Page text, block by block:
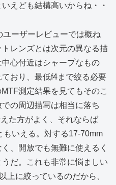
えども結構高いからね・・
ユーザーレビューでは概ね
レンズとは次元の異なる描
心付近はシャープなもの
おり、最低f4まで絞る必要
測定結果を見てもそのこ
の周辺描写は相当に落ち
た方がよく、それならば
もいえる。対する17-70mm
、開放でも無難に使えるく
だ。これも非常に悩ましい
上に絞っているのだから、